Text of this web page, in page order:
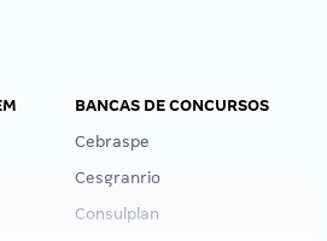
BANCAS DE CONCURSOS
Cebraspe
Cesgranrio
Consulplan